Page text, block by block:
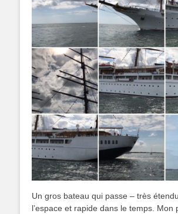
Un gros bateau qui passe – très
l’espace et rapide dans le temps. Mon